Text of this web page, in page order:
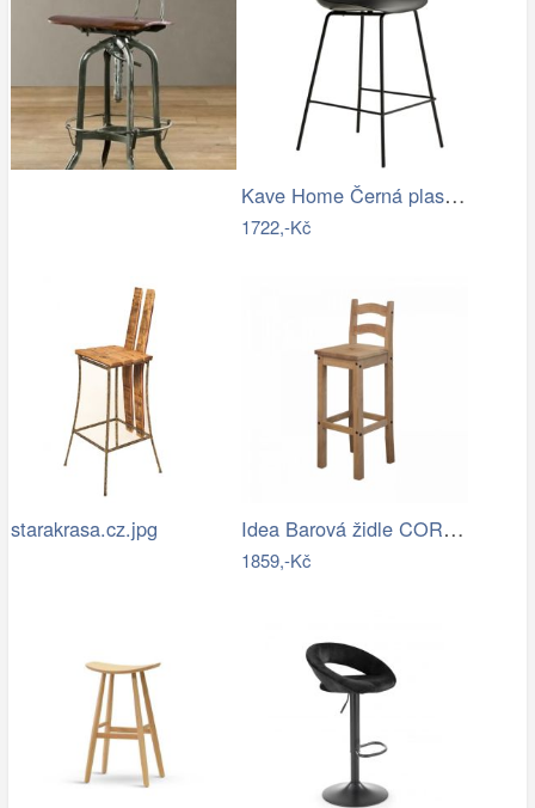
Kave Home Černá plastová barová židle…
1722,-Kč
starakrasa.cz.jpg Idea Barová židle CORONA 2 vosk 1628
1859,-Kč